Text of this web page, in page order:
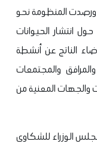
ورصدت المنظومة نحو
انتشار الحيوانات
الناتج عن أنشطة
والمجتمعات
والجهات المعنية من
الوزراء للشكاوى